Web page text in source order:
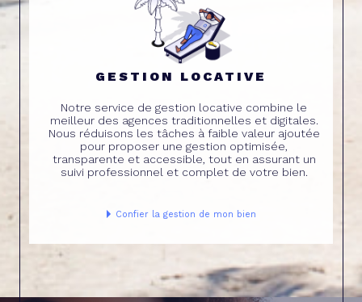
GESTION LOCATIVE
Notre service de gestion locative combine le
meilleur des agences traditionnelles et digitales.
Nous réduisons les tâches à faible valeur ajoutée
pour proposer une gestion optimisée,
transparente et accessible, tout en assurant un
suivi professionnel et complet de votre bien.
Confier la gestion de mon bien